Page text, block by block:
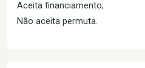
Aceita financiamento;
Não aceita permuta.